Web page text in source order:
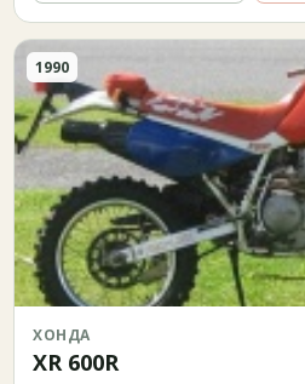
1990
ХОНДА
XR 600R